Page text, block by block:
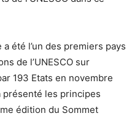
été l’un des premiers pays
de l’UNESCO sur
193 Etats en novembre
présenté les principes
édition du Sommet